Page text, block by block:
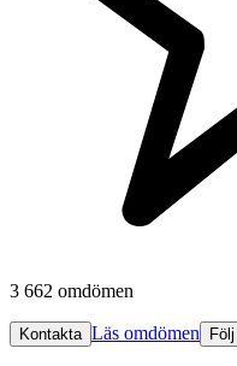
3 662 omdömen
Kontakta Läs omdömen Följ